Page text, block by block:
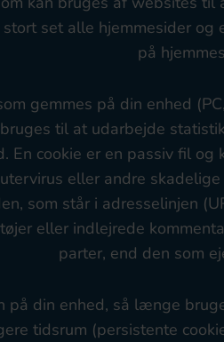
set alle hjemmesider
på
gemmes på din enhed
til at udarbejde
En cookie er en passiv fil
eller andre
som står i adresselinjen
eller indlejrede
parter, end den som
på din enhed, så længe
tidsrum (persistente